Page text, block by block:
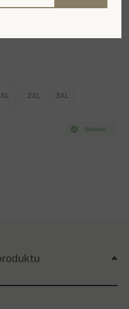
XL 2XL 3XL
Skladom